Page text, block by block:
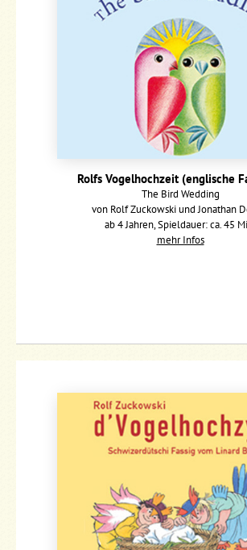
Rolfs Vogelhochzeit (englische
The Bird Wedding
von Rolf Zuckowski und Jonathan
ab 4 Jahren, Spieldauer: ca. 45
mehr Infos